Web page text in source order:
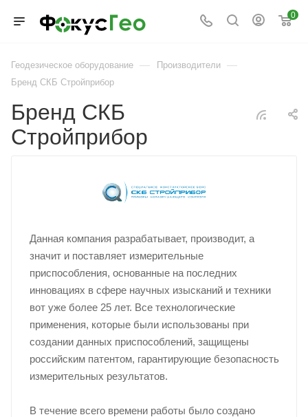
0
Геодезическое оборудование — Производители —
Бренд СКБ Стройприбор
Бренд СКБ
Стройприбор
Данная компания разрабатывает, производит, а
значит и поставляет измерительные
приспособления, основанные на последних
инновациях в сфере научных изысканий и техники
вот уже более 25 лет. Все технологические
применения, которые были использованы при
создании данных приспособлений, защищены
российским патентом, гарантирующие безопасность
измерительных результатов.
В течение всего времени работы было создано